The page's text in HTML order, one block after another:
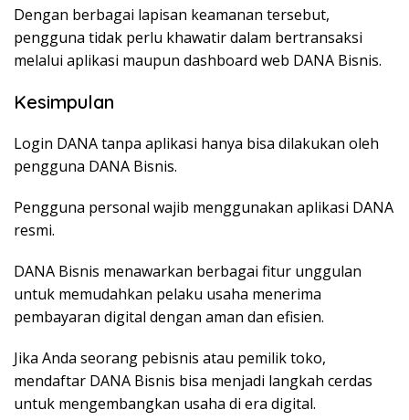
Dengan berbagai lapisan keamanan tersebut,
pengguna tidak perlu khawatirdalam bertransaksi
melalui aplikasi maupun dashboard web DANA Bisnis.
Kesimpulan
Login DANAtanpa aplikasi hanya bisa dilakukan oleh
pengguna DANA Bisnis.
Pengguna personal wajib menggunakan aplikasi DANA
resmi.
DANA Bisnis menawarkan berbagai fitur unggulan
untuk memudahkan pelaku usaha menerima
pembayaran digital dengan aman dan efisien.
Jika Anda seorang pebisnis atau pemiliktoko,
mendaftar DANA Bisnis bisa menjadi langkah cerdas
untuk mengembangkan usaha di era digital.